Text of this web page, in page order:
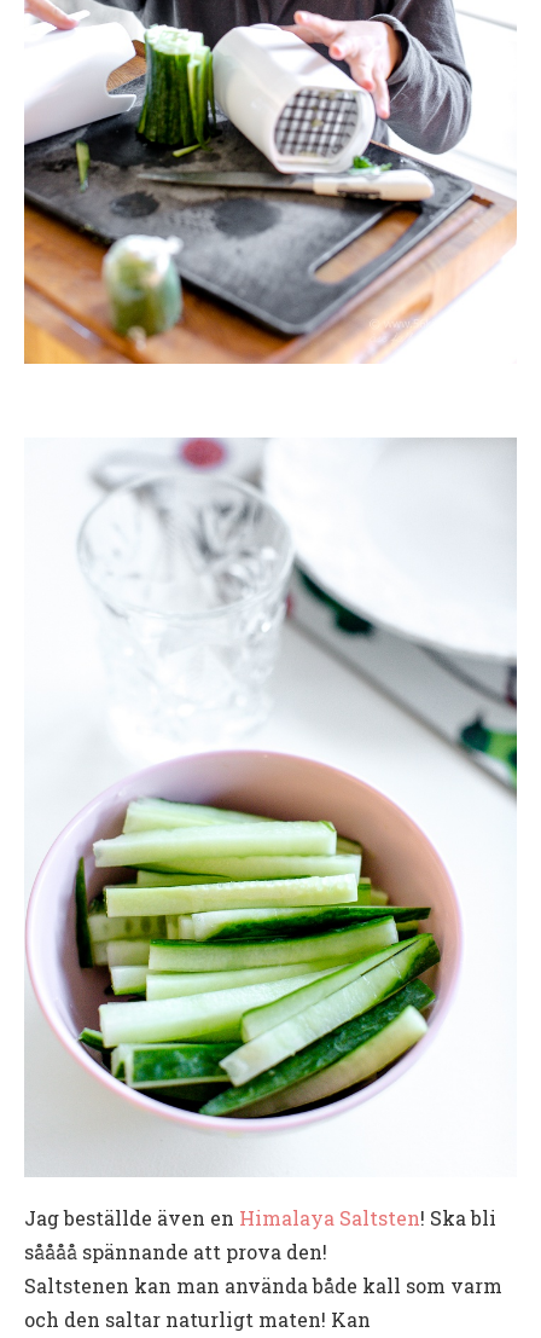
Jag beställde även en Himalaya Saltsten! Ska bli
såååå spännande att prova den!
Saltstenen kan man använda både kall som varm
och den saltar naturligt maten! Kan